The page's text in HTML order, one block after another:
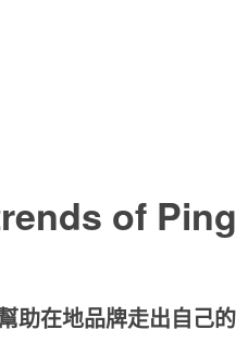
of
助在地品牌走出自己